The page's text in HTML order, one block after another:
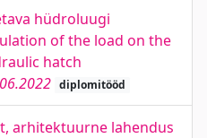
hüdroluugi
of the load on the
hatch
diplomitööd
arhitektuurne lahendus